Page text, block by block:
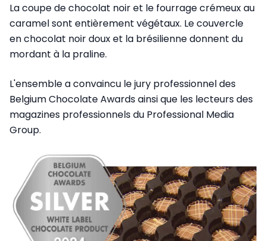
La coupe de chocolat noir et le fourrage crémeux au
caramel sont entièrement végétaux. Le couvercle
en chocolat noir doux et la brésilienne donnent du
mordant à la praline.
L'ensemble a convaincu le jury professionnel des
Belgium Chocolate Awards ainsi que les lecteurs des
magazines professionnels du Professional Media
Group.